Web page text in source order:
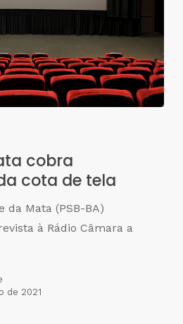
cobra
cota de tela
da Mata (PSB-BA)
à Rádio Câmara a
de 2021